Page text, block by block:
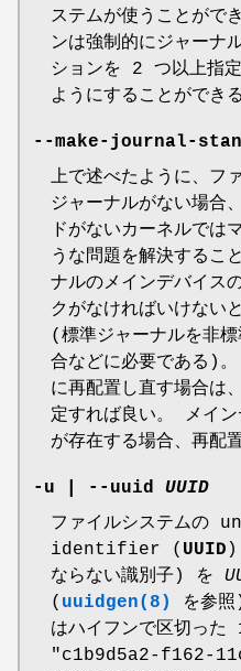
ステムが使うことがで
ンは強制的にジャーナ
ションを 2 つ以上指
ようにすることができる
--make-journal-
上で述べたように、フ
ジャーナルがない場合
ドがないカーネルでは
うな問題を解決するこ
ナルのメインデバイス
クがなければいけない
(標準ジャーナルを非
合などに必要である)
に再配置し直す場合は
定すれば良い。 メイ
が存在する場合、再配
-u --uuid UUID
ファイルシステム
identifier ( UUID )
ならない識別子) を
( uuidgen(8)
を参
はハイフンで区切った
"c1b9d5a2-f162-